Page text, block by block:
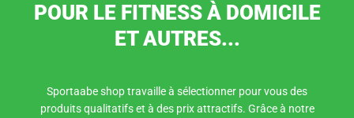
POUR LE FITNESS À DOMICILE
ET AUTRES...
Sportaabe shop travaille à sélectionner pour vous des
produits qualitatifs et à des prix attractifs. Grâce à notre